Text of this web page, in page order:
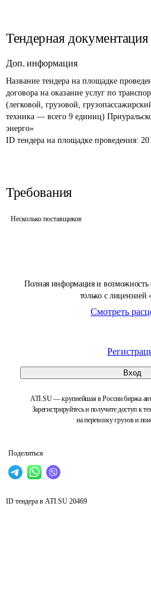
Полная информация и возможность
только с лицензией
Смотреть
Вход
ATI.SU — крупнейшая в России биржа
Зарегистрируйтесь и получите доступ к
на перевозку грузов и
Поделиться
Тендерная документация
Доп. информация
Название тендера на площадке
договора на оказание услуг по
(легковой, грузовой,
техника — всего 9 единиц)
энерго»
ID тендера на площадке проведения:
Требования
Несколько поставщиков
ID тендера в ATI.SU 20469